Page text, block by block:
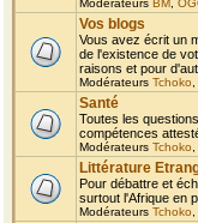
Modérateurs BM
Vos blogs
Vous avez écrit un
de l'existence de
raisons et pour
Modérateurs Tchoko
Santé
Toutes les
compétences
Modérateurs Tchoko
Littérature
Pour débattre et
surtout l'Afrique en
Modérateurs Tchoko